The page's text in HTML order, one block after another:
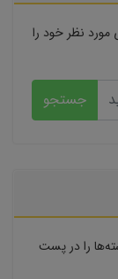
نظر خود را
جستجو
را در پست